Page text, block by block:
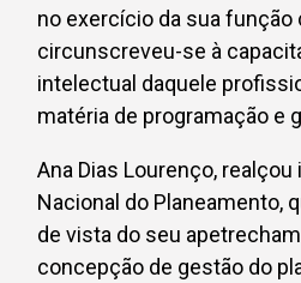
no exercício da sua função
circunscreveu-se à
intelectual daquele
matéria de programação e
Ana Dias Lourenço,
Nacional do Planeamento,
de vista do seu
concepção de gestão do